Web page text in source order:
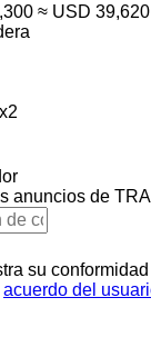
≈ USD 39,620
anuncios de
su
acuerdo del